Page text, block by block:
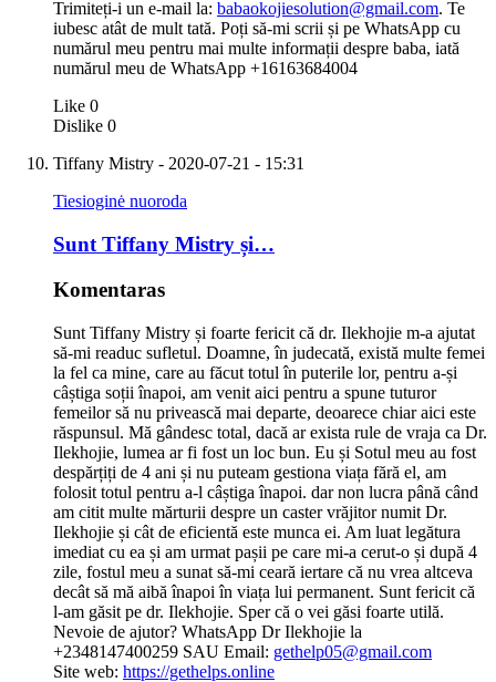
Trimiteți-i un e-mail la: babaokojiesolution@gmail.com. Te
iubesc atât de mult tată. Poți să-mi scrii și pe WhatsApp cu
numărul meu pentru mai multe informații despre baba, iată
numărul meu de WhatsApp +16163684004
Like 0
Dislike 0
Tiffany Mistry - 2020-07-21 - 15:31
Tiesioginė nuoroda
Sunt Tiffany Mistry și…
Komentaras
Sunt Tiffany Mistry și foarte fericit că dr. Ilekhojie m-a ajutat
să-mi readuc sufletul. Doamne, în judecată, există multe femei
la fel ca mine, care au făcut totul în puterile lor, pentru a-și
câștiga soții înapoi, am venit aici pentru a spune tuturor
femeilor să nu privească mai departe, deoarece chiar aici este
răspunsul. Mă gândesc total, dacă ar exista rule de vraja ca Dr.
Ilekhojie, lumea ar fi fost un loc bun. Eu și Sotul meu au fost
despărțiți de 4 ani și nu puteam gestiona viața fără el, am
folosit totul pentru a-l câștiga înapoi. dar non lucra până când
am citit multe mărturii despre un caster vrăjitor numit Dr.
Ilekhojie și cât de eficientă este munca ei. Am luat legătura
imediat cu ea și am urmat pașii pe care mi-a cerut-o și după 4
zile, fostul meu a sunat să-mi ceară iertare că nu vrea altceva
decât să mă aibă înapoi în viața lui permanent. Sunt fericit că
l-am găsit pe dr. Ilekhojie. Sper că o vei găsi foarte utilă.
Nevoie de ajutor? WhatsApp Dr Ilekhojie la
+2348147400259 SAU Email: gethelp05@gmail.com
Site web: https://gethelps.online